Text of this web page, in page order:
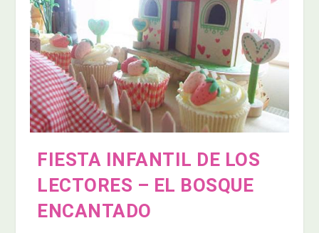
FIESTA INFANTIL DE LOS
LECTORES – EL BOSQUE
ENCANTADO